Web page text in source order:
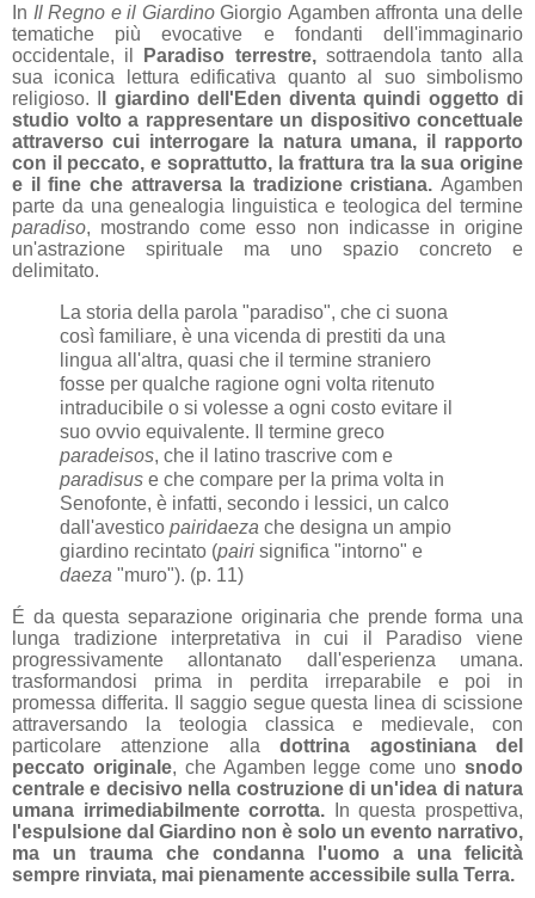
In Il Regno e il Giardino Giorgio Agamben affronta una delle
tematiche più evocative e fondanti dell'immaginario
occidentale, il
Paradiso terrestre,sottraendola tanto alla
sua iconica lettura edificativa quanto al suo simbolismo
religioso. I
l giardino dell'Eden diventa quindi oggetto di
studio volto a rappresentare un dispositivo concettuale
attraverso cui interrogare la natura umana, il rapporto
con il peccato, e soprattutto, la frattura tra la sua origine
e il fine che attraversa la tradizione cristiana. Agamben
parte da una genealogia linguistica e teologica del termine
paradiso, mostrando come esso non indicasse in origine
un'astrazione spirituale ma uno spazio concreto e
delimitato.
La storia della parola "paradiso", che ci suona
così familiare, è una vicenda di prestiti da una
lingua all'altra, quasi che il termine straniero
fosse per qualche ragione ogni volta ritenuto
intraducibile o si volesse a ogni costo evitare il
suo ovvio equivalente. Il termine greco
paradeisos, che il latino trascrive com e
paradisus e che compare per la prima volta in
Senofonte, è infatti, secondo i lessici, un calco
dall'avestico pairidaeza che designa un ampio
giardino recintato (pairi significa "intorno" e
daeza "muro"). (p. 11)
É da questa separazione originaria che prende forma una
lunga tradizione interpretativa in cui il Paradiso viene
progressivamente allontanato dall'esperienza umana.
trasformandosi prima in perdita irreparabile e poi in
promessa differita. Il saggio segue questa linea di scissione
attraversando la teologia classica e medievale, con
particolare attenzione alladottrina agostiniana del
peccato originale, che Agamben legge come unosnodo
centrale e decisivo nella costruzione di un'idea di natura
umana irrimediabilmente corrotta. In questa prospettiva,
l'espulsione dal Giardino non è solo un evento narrativo,
ma un trauma che condanna l'uomo a una felicità
sempre rinviata, mai pienamente accessibile sulla Terra.